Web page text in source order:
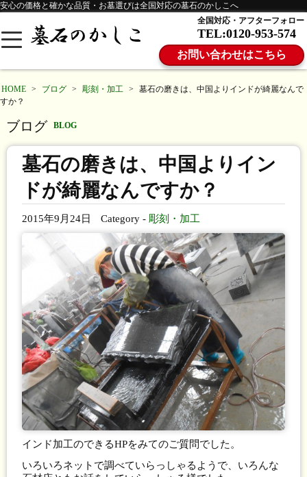
安心の価格と確かな品質・お墓選びは全国対応の墓石のかしこへ
全国対応・アフターフォロー
TEL:0120-953-574
お問い合わせはこちら
HOME > ブログ > 彫刻・加工 >
墓石の磨きは、中国よりインドが綺麗なんで
すか？
ブログ BLOG
墓石の磨きは、中国よりイン
ドが綺麗なんですか？
2015年9月24日 Category - 彫刻・加工
インド加工のできるHPをみてのご質問でした。
いろいろネットで調べていらっしゃるようで、いろんな